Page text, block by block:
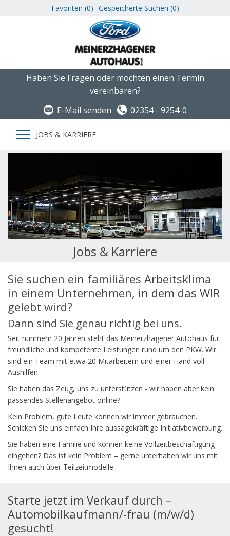
Favoriten (0) Gespeicherte Suchen (0)
Haben Sie Fragen oder möchten einen Termin
vereinbaren?
E-Mail senden
02354 - 9254-0
JOBS & KARRIERE
Jobs & Karriere
Sie suchen ein familiäres Arbeitsklima
in einem Unternehmen, in dem das WIR
gelebt wird?
Dann sind Sie genau richtig bei uns.
Seit nunmehr 20 Jahren steht das Meinerzhagener Autohaus für
freundliche und kompetente Leistungen rund um den PKW. Wir
sind ein Team mit etwa 20 Mitarbeitern und einer Hand voll
Aushilfen.
Sie haben das Zeug, uns zu unterstützen - wir haben aber kein
passendes Stellenangebot online?
Kein Problem, gute Leute können wir immer gebrauchen.
Schicken Sie uns einfach Ihre aussagekräftige Initiativbewerbung.
Sie haben eine Familie und können keine Vollzeitbeschäftigung
eingehen? Das ist kein Problem – gerne unterhalten wir uns mit
Ihnen auch über Teilzeitmodelle.
Starte jetzt im Verkauf durch –
Automobilkaufmann/-frau (m/w/d)
gesucht!